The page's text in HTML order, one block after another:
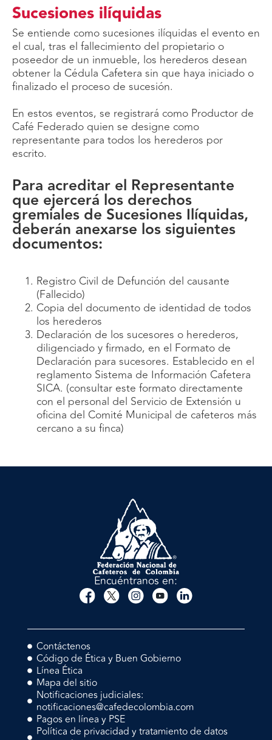
Sucesiones ilíquidas
Se entiende como sucesiones ilíquidas el evento en
el cual, tras el fallecimiento del propietario o
poseedor de un inmueble, los herederos desean
obtener la Cédula Cafetera sin que haya iniciado o
finalizado el proceso de sucesión.
En estos eventos, se registrará como Productor de
Café Federado quien se designe como
representante para todos los herederos por
escrito.
Para acreditar el Representante
que ejercerá los derechos
gremiales de Sucesiones Ilíquidas,
deberán anexarse los siguientes
documentos:
Registro Civil de Defunción del causante
(Fallecido)
Copia del documento de identidad de todos
los herederos
Declaración de los sucesores o herederos,
diligenciado y firmado, en el Formato de
Declaración para sucesores. Establecido en el
reglamento Sistema de Información Cafetera
SICA. (consultar este formato directamente
con el personal del Servicio de Extensión u
oficina del Comité Municipal de cafeteros más
cercano a su finca)
Encuéntranos en:
Contáctenos
Código de Ética y Buen Gobierno
Línea Ética
Mapa del sitio
Notificaciones judiciales:
notificaciones@cafedecolombia.com
Pagos en línea y PSE
Política de privacidad y tratamiento de datos